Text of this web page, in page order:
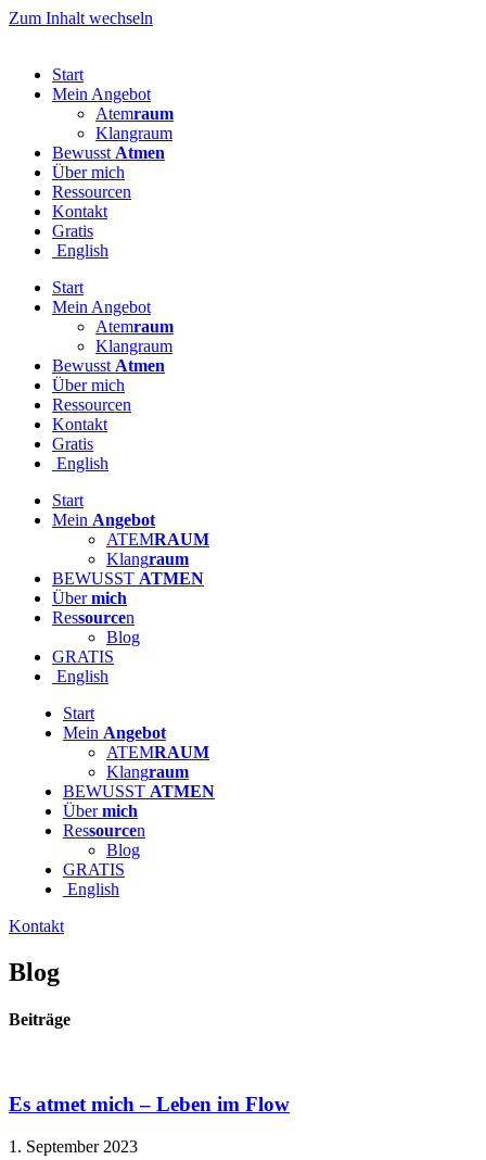
Zum Inhalt wechseln
Start
Mein Angebot
Atemraum
Klangraum
Bewusst Atmen
Über mich
Ressourcen
Kontakt
Gratis
English
Start
Mein Angebot
Atemraum
Klangraum
Bewusst Atmen
Über mich
Ressourcen
Kontakt
Gratis
English
Start
Mein Angebot
ATEMRAUM
Klangraum
BEWUSST ATMEN
Übermich
Ressourcen
Blog
GRATIS
English
Start
Mein Angebot
ATEMRAUM
Klangraum
BEWUSST ATMEN
Übermich
Ressourcen
Blog
GRATIS
English
Kontakt
Blog
Beiträge
Es atmet mich – Leben im Flow
1. September 2023